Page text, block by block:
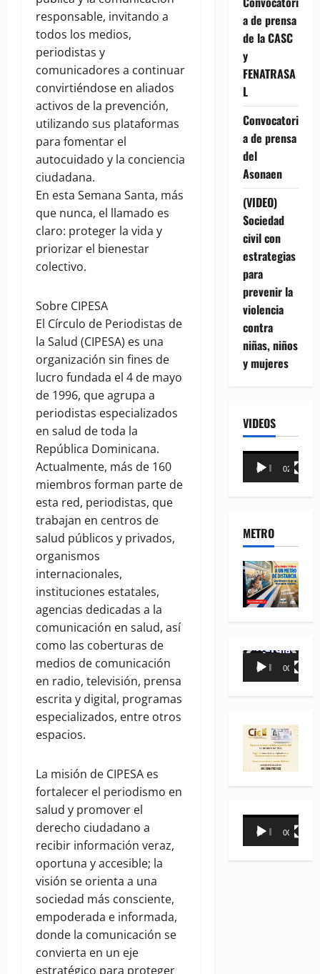
responsable, invitando a
todos los medios,
periodistas y
comunicadores a continuar
convirtiéndose en aliados
activos de la prevención,
utilizando sus plataformas
para fomentar el
autocuidado y la conciencia
ciudadana.
En esta Semana Santa, más
que nunca, el llamado es
claro: proteger la vida y
priorizar el bienestar
colectivo.
Sobre CIPESA
El Círculo de Periodistas de
la Salud (CIPESA) es una
organización sin fines de
lucro fundada el 4 de mayo
de 1996, que agrupa a
periodistas especializados
en salud de toda la
República Dominicana.
Actualmente, más de 160
miembros forman parte de
esta red, periodistas, que
trabajan en centros de
salud públicos y privados,
organismos
internacionales,
instituciones estatales,
agencias dedicadas a la
comunicación en salud, así
como las coberturas de
medios de comunicación
en radio, televisión, prensa
escrita y digital, programas
especializados, entre otros
espacios.
La misión de CIPESA es
fortalecer el periodismo en
salud y promover el
derecho ciudadano a
recibir información veraz,
oportuna y accesible; la
visión se orienta a una
sociedad más consciente,
empoderada e informada,
donde la comunicación se
convierta en un eje
estratégico para proteger
a de prensa
de la CASC
y
FENATRASA
L
Convocatori
a de prensa
del
Asonaen
(VIDEO)
Sociedad
civil con
estrategias
para
prevenir la
violencia
contra
niñas, niños
y mujeres
VIDEOS
Reproductor
00:00 02:18
METRO
Reproductor
00:00 00:35
Reproductor
00:00 00:31